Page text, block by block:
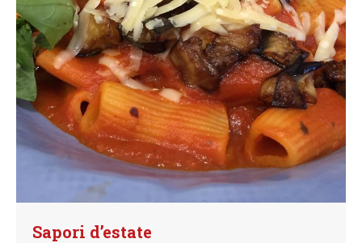
Sapori d’estate